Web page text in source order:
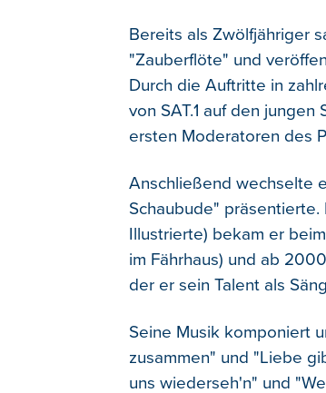
Bereits als Zwölfjähriger
"Zauberflöte" und
Durch die Auftritte in
von SAT.1 auf den
ersten Moderatoren des
Anschließend wechselte
Schaubude" präsentierte.
Illustrierte) bekam er
im Fährhaus) und ab
der er sein Talent als
Seine Musik komponiert
zusammen" und "Liebe
uns wiederseh'n" und